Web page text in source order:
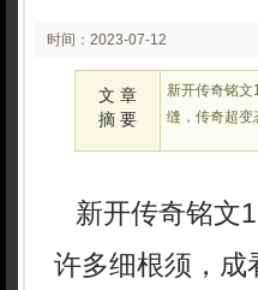
时间：2023-07-12
02:07
文 章
摘 要
新开传奇铭
缝，传奇超变
新开传奇铭文
许多细根须，成